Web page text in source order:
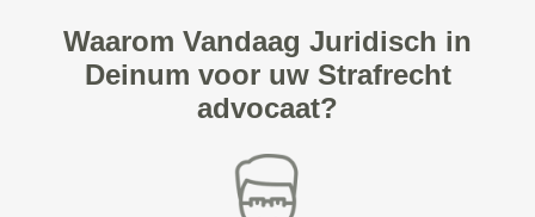
Waarom Vandaag Juridisch in
Deinum voor uw Strafrecht
advocaat?